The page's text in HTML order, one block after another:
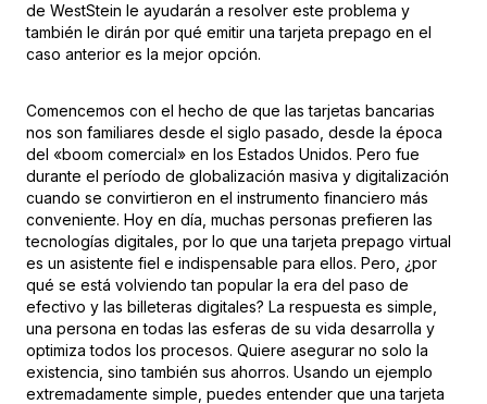
de WestStein le ayudarán a resolver este problema y
también le dirán por qué emitir una tarjeta prepago en el
caso anterior es la mejor opción.
Comencemos con el hecho de que las tarjetas bancarias
nos son familiares desde el siglo pasado, desde la época
del «boom comercial» en los Estados Unidos. Pero fue
durante el período de globalización masiva y digitalización
cuando se convirtieron en el instrumento financiero más
conveniente. Hoy en día, muchas personas prefieren las
tecnologías digitales, por lo que una tarjeta prepago virtual
es un asistente fiel e indispensable para ellos. Pero, ¿por
qué se está volviendo tan popular la era del paso de
efectivo y las billeteras digitales? La respuesta es simple,
una persona en todas las esferas de su vida desarrolla y
optimiza todos los procesos. Quiere asegurar no solo la
existencia, sino también sus ahorros. Usando un ejemplo
extremadamente simple, puedes entender que una tarjeta